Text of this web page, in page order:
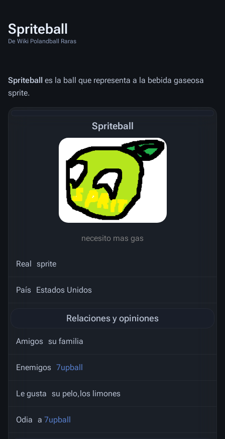
Spriteball
De Wiki Polandball Raras
Spriteball es la ball que representa a la bebida gaseosa
sprite.
Spriteball
necesito mas gas
Real sprite
País Estados Unidos
Relaciones y opiniones
Amigos su familia
Enemigos 7upball
Le gusta su pelo,los limones
Odia a 7upball